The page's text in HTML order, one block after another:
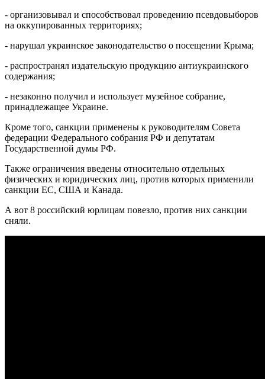
- организовывал и способствовал проведению псевдовыборов
на оккупированных территориях;
- нарушал украинское законодательство о посещении Крыма;
- распространял издательскую продукцию антиукраинского
содержания;
- незаконно получил и использует музейное собрание,
принадлежащее Украине.
Кроме того, санкции применены к руководителям Совета
федерации Федерального собрания РФ и депутатам
Государственной думы РФ.
Также ограничения введены относительно отдельных
физических и юридических лиц, против которых применили
санкции ЕС, США и Канада.
А вот 8 российский юрлицам повезло, против них санкции
сняли.